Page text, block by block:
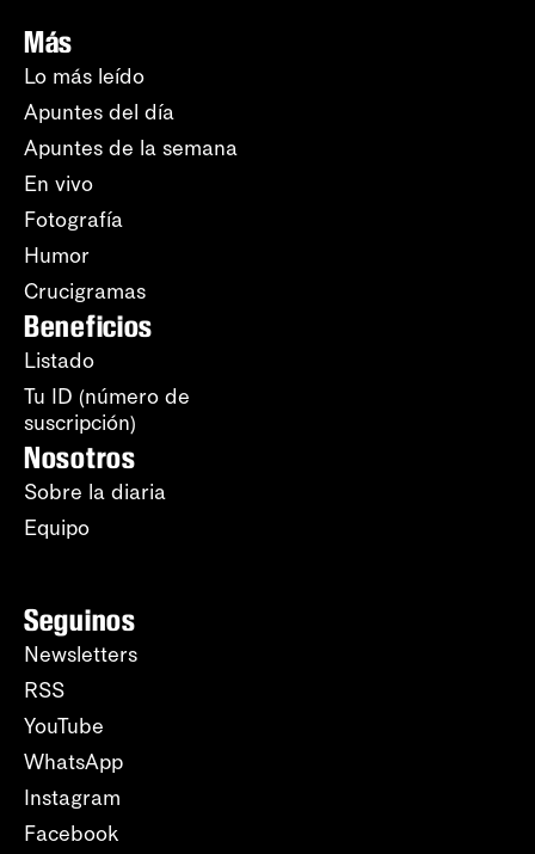
Más
Lo más leído
Apuntes del día
Apuntes de la semana
En vivo
Fotografía
Humor
Crucigramas
Beneficios
Listado
Tu ID (número de
suscripción)
Nosotros
Sobre la diaria
Equipo
Seguinos
Newsletters
RSS
YouTube
WhatsApp
Instagram
Facebook